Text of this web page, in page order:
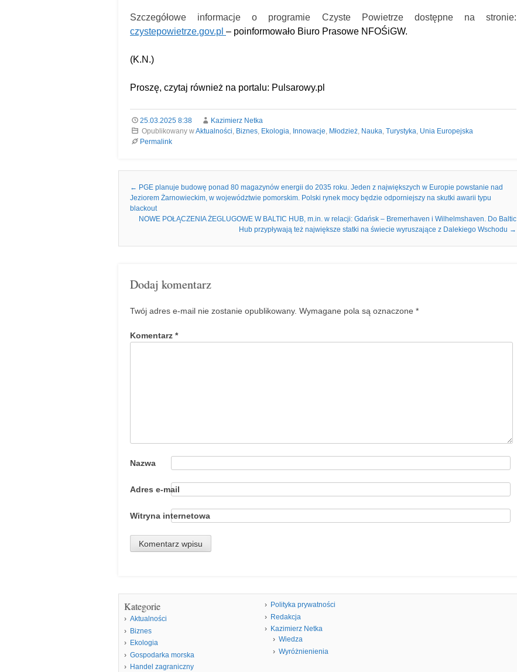
Szczegółowe informacje o programie Czyste Powietrze dostępne na stronie:
czystepowietrze.gov.pl – poinformowało Biuro Prasowe NFOŚiGW.
(K.N.)
Proszę, czytaj również na portalu: Pulsarowy.pl
25.03.2025 8:38
Kazimierz Netka
Opublikowany wAktualności, Biznes, Ekologia, Innowacje, Młodzież, Nauka, Turystyka, Unia Europejska
Permalink
Nawigacja we wpisach
← PGE planuje budowę ponad 80 magazynów energii do 2035 roku. Jeden z największych w Europie powstanie nad
Jeziorem Żarnowieckim, w województwie pomorskim. Polski rynek mocy będzie odporniejszy na skutki awarii typu
blackout
NOWE POŁĄCZENIA ŻEGLUGOWE W BALTIC HUB, m.in. w relacji: Gdańsk – Bremerhaven i Wilhelmshaven. Do Baltic
Hub przypływają też największe statki na świecie wyruszające z Dalekiego Wschodu →
Dodaj komentarz
Twój adres e-mail nie zostanie opublikowany. Wymagane pola są oznaczone *
Komentarz *
Nazwa
Adres e-mail
Witryna internetowa
Kategorie
Aktualności
Biznes
Ekologia
Gospodarka morska
Handel zagraniczny
Polityka prywatności
Redakcja
Kazimierz Netka
Wiedza
Wyróżnienienia